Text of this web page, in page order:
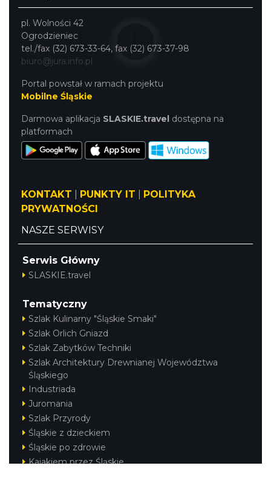
pl. Wolności 42
Ogrodzieniec
tel./fax (32) 673-33-64, fax (32) 673-37-98
biuro@jura.info.pl
Portal powstał w ramach projektu
Mobilne Śląskie
Darmowa aplikacja SLASKIE.travel dostępna na
platformach
KONTAKT PUNKTY IT
POLITYKA
PRYWATNOŚCI
NASZE SERWISY
Serwis Główny
SLASKIE.travel
Tematyczny
Szlak Kulinarny "Śląskie Smaki"
Szlak Orlich Gniazd
Szlak Zabytków Techniki
Szlak Architektury Drewnianej Województwa
Śląskiego
Industriada
Juromania
Szlak Przyrody
Śląskie z dzieckiem
Śląskie po zdrowie
Kajakiem przez Śląskie